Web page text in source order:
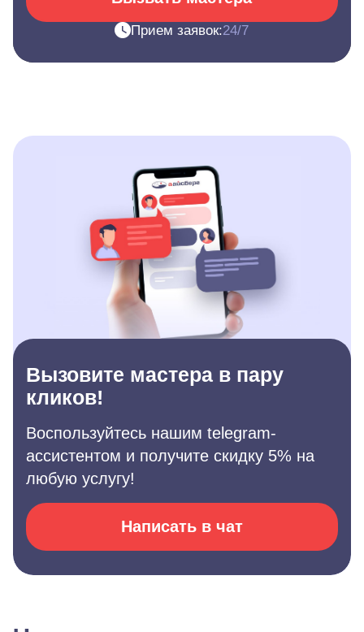
Прием заявок:24/7
Вызовите мастера в пару
кликов!
Воспользуйтесь нашим telegram-
ассистентом и получите скидку 5% на
любую услугу!
Написать в чат